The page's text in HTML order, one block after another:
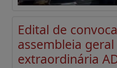
Edital de
assembleia geral
extraordinária